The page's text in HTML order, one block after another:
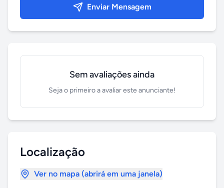
Enviar Mensagem
Sem avaliações ainda
Seja o primeiro a avaliar este anunciante!
Localização
Ver no mapa (abrirá em uma janela)